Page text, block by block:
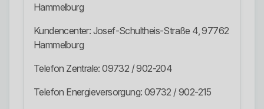
Hammelburg
Kundencenter: Josef-Schultheis-Straße 4, 97762
Hammelburg
Telefon Zentrale: 09732 / 902-204
Telefon Energieversorgung: 09732 / 902-215